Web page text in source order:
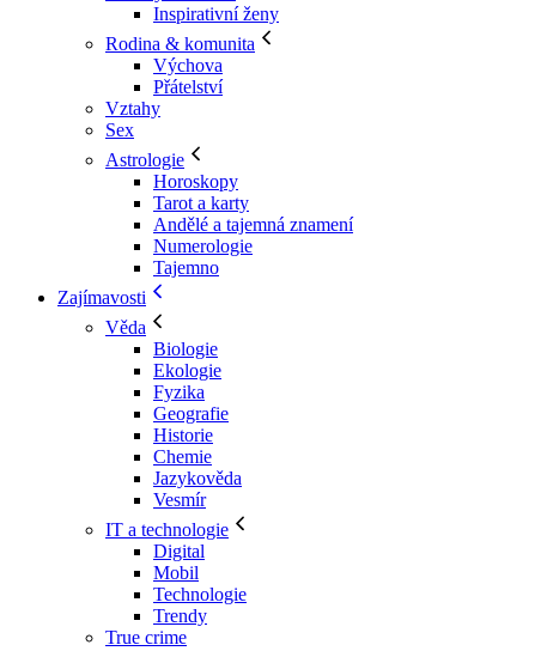
Inspirativní ženy
Rodina & komunita
Výchova
Přátelství
Vztahy
Sex
Astrologie
Horoskopy
Tarot a karty
Andělé a tajemná znamení
Numerologie
Tajemno
Zajímavosti
Věda
Biologie
Ekologie
Fyzika
Geografie
Historie
Chemie
Jazykověda
Vesmír
IT a technologie
Digital
Mobil
Technologie
Trendy
True crime